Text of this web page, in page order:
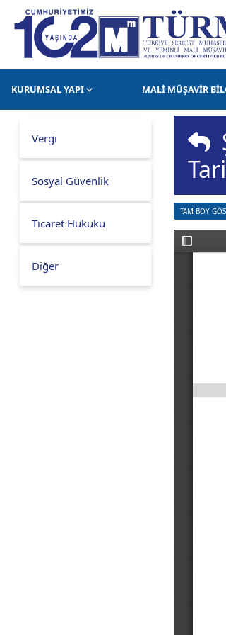
KURUMSAL YAPI MALİ MÜŞAVİR
Vergi
Sosyal Güvenlik
Ticaret Hukuku
Diğer
TAM BOY